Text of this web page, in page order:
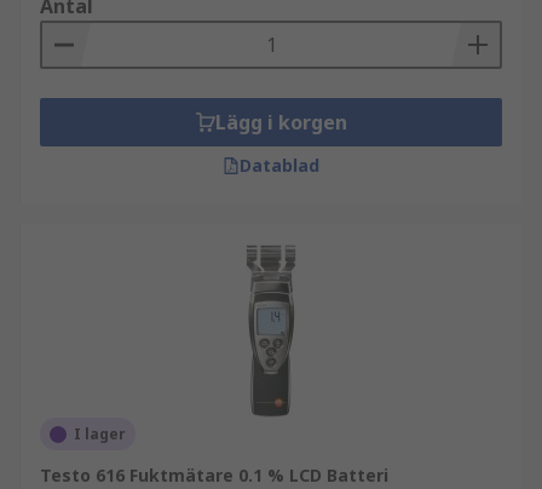
Antal
Lägg i korgen
Datablad
I lager
Testo 616 Fuktmätare 0.1 % LCD Batteri